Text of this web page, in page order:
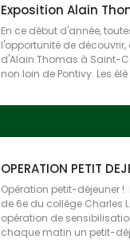
Exposition Alain
En ce début d'année,
l'opportunité de
d'Alain Thomas à Saint-
non loin de Pontivy. Les élè
OPERATION PETIT
Opération petit-déjeuner !
de 6e du collège Charles
opération de
chaque matin un petit-